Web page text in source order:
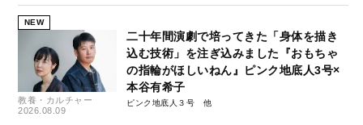
NEW
教養・カルチャー
2026.08.09
二十年間演劇で培ってきた「身体を描き
込む技術」を注ぎ込みました『おもちゃ
の指輪がほしいねん』ピンク地底人3号×
本谷有希子
ピンク地底人３号